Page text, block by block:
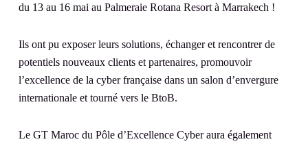
du 13 au 16 mai au Palmeraie Rotana Resort à Marrakech !
Ils ont pu exposer leurs solutions, échanger et rencontrer de
potentiels nouveaux clients et partenaires, promouvoir
l’excellence de la cyber française dans un salon d’envergure
internationale et tourné vers le BtoB.
Le GT Maroc du Pôle d’Excellence Cyber aura également